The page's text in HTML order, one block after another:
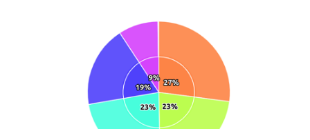
入金から投資口座に反映されるまで
ファンズで知ること
担保・保証なしでも安心してる理由
ファンズの評判、口コミ